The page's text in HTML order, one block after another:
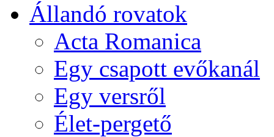
Állandó rovatok
Acta Romanica
Egy csapott evőkanál
Egy versről
Élet-pergető